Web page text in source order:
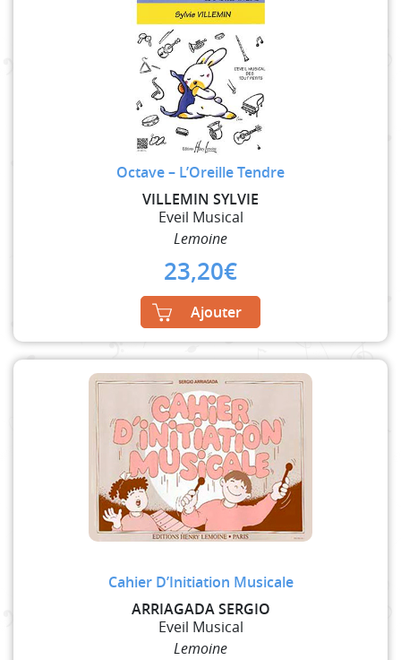
Octave – L’Oreille Tendre
VILLEMIN SYLVIE
Eveil Musical
Lemoine
23,20€
Ajouter
Cahier D’Initiation Musicale
ARRIAGADA SERGIO
Eveil Musical
Lemoine